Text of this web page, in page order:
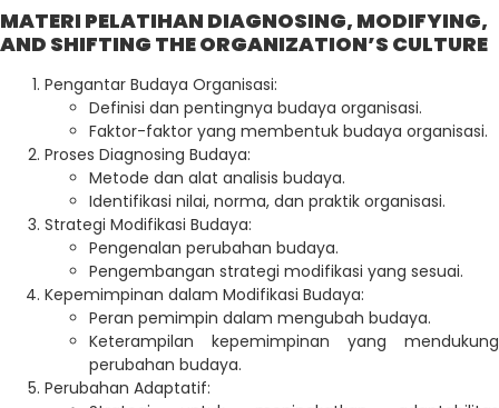
MATERI PELATIHAN DIAGNOSING, MODIFYING,
AND SHIFTING THE ORGANIZATION’S CULTURE
Pengantar Budaya Organisasi:
Definisi dan pentingnya budaya organisasi.
Faktor-faktor yang membentuk budaya organisasi.
Proses Diagnosing Budaya:
Metode dan alat analisis budaya.
Identifikasi nilai, norma, dan praktik organisasi.
Strategi Modifikasi Budaya:
Pengenalan perubahan budaya.
Pengembangan strategi modifikasi yang sesuai.
Kepemimpinan dalam Modifikasi Budaya:
Peran pemimpin dalam mengubah budaya.
Keterampilan kepemimpinan yang mendukung
perubahan budaya.
Perubahan Adaptatif: